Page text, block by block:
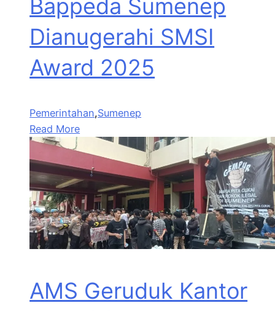
Bappeda Sumenep
Dianugerahi SMSI
Award 2025
Pemerintahan,Sumenep
Read More
AMS Geruduk Kantor